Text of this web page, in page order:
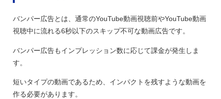
バンパー広告とは、通常のYouTube動画視聴前やYouTube動画
視聴中に流れる6秒以下のスキップ不可な動画広告です。
バンパー広告もインプレッション数に応じて課金が発生しま
す。
短いタイプの動画であるため、インパクトを残すような動画を
作る必要があります。